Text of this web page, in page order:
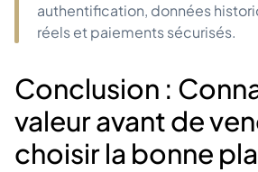
authentification, données
réels et paiements sécurisés.
Conclusion :
valeur avant de
choisir la bonne